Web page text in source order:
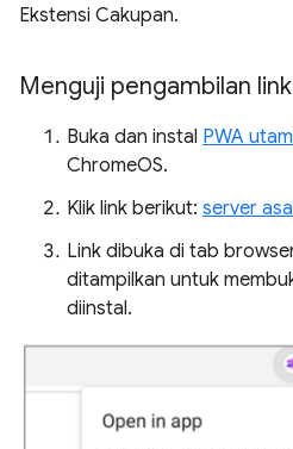
Ekstensi Cakupan.
Menguji pengambilan
Buka dan instal PWA
ChromeOS.
Klik link berikut: server
Link dibuka di tab
ditampilkan untuk
diinstal.